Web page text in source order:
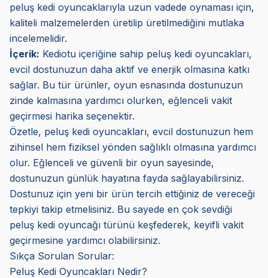
peluş kedi oyuncaklarıyla uzun vadede oynaması için,
kaliteli malzemelerden üretilip üretilmediğini mutlaka
incelemelidir.
İçerik: Kediotu içeriğine sahip peluş kedi oyuncakları,
evcil dostunuzun daha aktif ve enerjik olmasına katkı
sağlar. Bu tür ürünler, oyun esnasında dostunuzun
zinde kalmasına yardımcı olurken, eğlenceli vakit
geçirmesi harika seçenektir.
Özetle, peluş kedi oyuncakları, evcil dostunuzun hem
zihinsel hem fiziksel yönden sağlıklı olmasına yardımcı
olur. Eğlenceli ve güvenli bir oyun sayesinde,
dostunuzun günlük hayatına fayda sağlayabilirsiniz.
Dostunuz için yeni bir ürün tercih ettiğiniz de vereceği
tepkiyi takip etmelisiniz. Bu sayede en çok sevdiği
peluş kedi oyuncağı türünü keşfederek, keyifli vakit
geçirmesine yardımcı olabilirsiniz.
Sıkça Sorulan Sorular:
Peluş Kedi Oyuncakları Nedir?